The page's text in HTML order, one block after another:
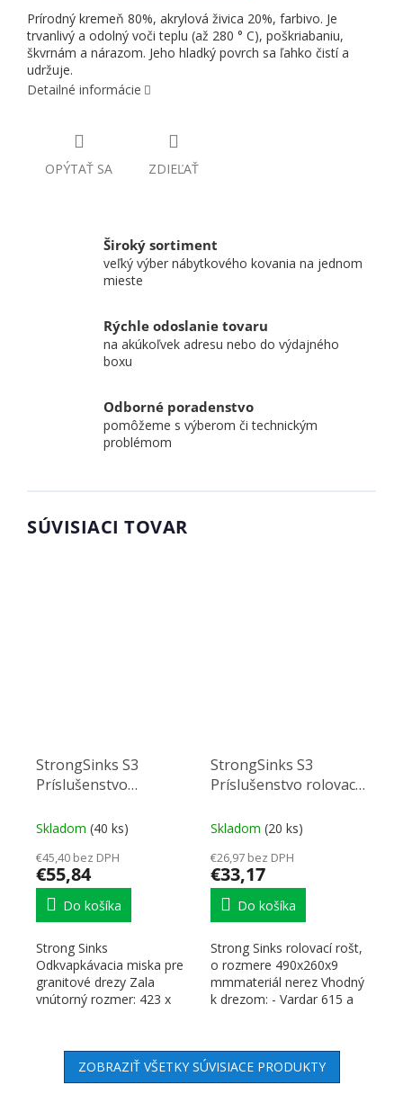
Prírodný kremeň 80%, akrylová živica 20%, farbivo. Je
trvanlivý a odolný voči teplu (až 280 ° C), poškriabaniu,
škvrnám a nárazom. Jeho hladký povrch sa ľahko čistí a
udržuje.
Detailné informácie
OPÝTAŤ SA ZDIEĽAŤ
Široký sortiment
veľký výber nábytkového kovania na jednom
mieste
Rýchle odoslanie tovaru
na akúkoľvek adresu nebo do výdajného
boxu
Odborné poradenstvo
pomôžeme s výberom či technickým
problémom
SÚVISIACI TOVAR
StrongSinks S3
Príslušenstvo
nerez, pre granitové
Skladom (40 ks)
€45,40 bez DPH
€55,84
Do košíka
Strong Sinks
Odkvapkávacia miska pre
granitové drezy Zala
vnútorný rozmer: 423 x
StrongSinks S3
Príslušenstvo rolovací
granitové drezy
Skladom (20 ks)
€26,97 bez DPH
€33,17
Do košíka
Strong Sinks rolovací rošt,
o rozmere 490x260x9
mmmateriál nerez Vhodný
k drezom: - Vardar 615 a
ZOBRAZIŤ VŠETKY SÚVISIACE PRODUKTY